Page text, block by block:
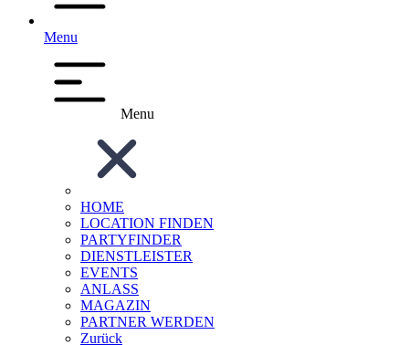
Menu
Menu
HOME
LOCATION FINDEN
PARTYFINDER
DIENSTLEISTER
EVENTS
ANLASS
MAGAZIN
PARTNER WERDEN
Zurück